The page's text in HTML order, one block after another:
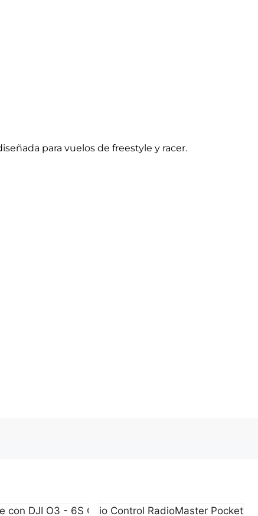
para vuelos de freestyle y racer.